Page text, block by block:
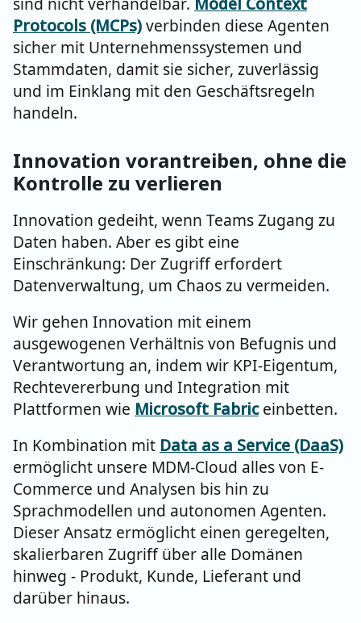
Protocols (MCPs)verbinden diese Agenten
sicher mit Unternehmenssystemen und
Stammdaten, damit sie sicher, zuverlässig
und im Einklang mit den Geschäftsregeln
handeln.
Innovation vorantreiben, ohne die
Kontrolle zu verlieren
Innovation gedeiht, wenn Teams Zugang zu
Daten haben. Aber es gibt eine
Einschränkung: Der Zugriff erfordert
Datenverwaltung, um Chaos zu vermeiden.
Wir gehen Innovation mit einem
ausgewogenen Verhältnis von Befugnis und
Verantwortung an, indem wir KPI-Eigentum,
Rechtevererbung und Integration mit
Plattformen wie Microsoft Fabriceinbetten.
In Kombination mit Data as a Service (DaaS)
ermöglicht unsere MDM-Cloud alles von E-
Commerce und Analysen bis hin zu
Sprachmodellen und autonomen Agenten.
Dieser Ansatz ermöglicht einen geregelten,
skalierbaren Zugriff über alle Domänen
hinweg - Produkt, Kunde, Lieferant und
darüber hinaus.